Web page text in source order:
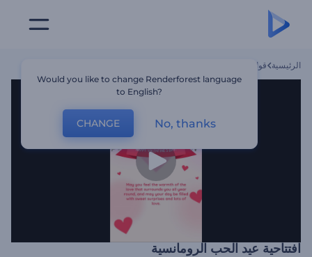
الرئيسية قوالب
افتتاحية عيد الحب الرومانسية
Would you like to change Renderforest language
to English?
CHANGE No, thanks